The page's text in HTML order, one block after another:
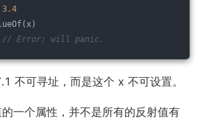
3.4
// Error: will panic.
不可寻址，而是这个 x 不可设置。
一个属性，并不是所有的反射值有